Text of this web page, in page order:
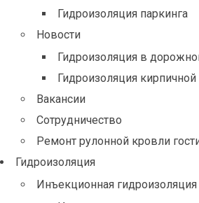
Гидроизоляция паркинга
Новости
Гидроизоляция в
Гидроизоляция
Вакансии
Сотрудничество
Ремонт рулонной кровли
Гидроизоляция
Инъекционная гидроизоляция